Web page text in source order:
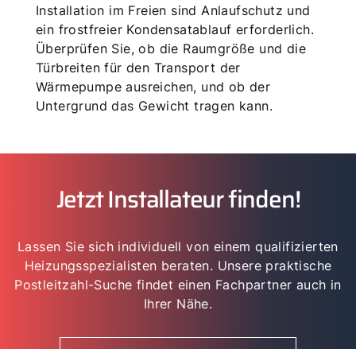
Installation im Freien sind Anlaufschutz und
ein frostfreier Kondensatablauf erforderlich.
Überprüfen Sie, ob die Raumgröße und die
Türbreiten für den Transport der
Wärmepumpe ausreichen, und ob der
Untergrund das Gewicht tragen kann.
Jetzt Installateur finden!
Lassen Sie sich individuell von einem qualifizierten
Heizungsspezialisten beraten. Unsere praktische
Postleitzahl-Suche findet einen Fachpartner auch in
Ihrer Nähe.